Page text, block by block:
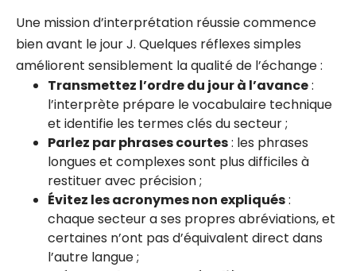
Une mission d’interprétation réussie commence
bien avant le jour J. Quelques réflexes simples
améliorent sensiblement la qualité de l’échange :
Transmettez l’ordre du jour à l’avance:
l’interprète prépare le vocabulaire technique
et identifie les termes clés du secteur ;
Parlez par phrases courtes: les phrases
longues et complexes sont plus difficiles à
restituer avec précision ;
Évitez les acronymes non expliqués:
chaque secteur a ses propres abréviations, et
certaines n’ont pas d’équivalent direct dans
l’autre langue ;